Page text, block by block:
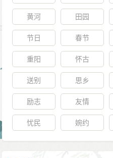
黄河 田园
节日 春节
重阳 怀古
送别 思乡
励志 友情
忧民 婉约